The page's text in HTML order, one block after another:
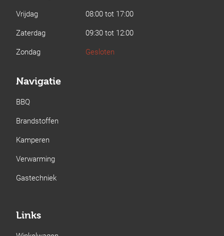
Vrijdag
08:00 tot 17:00
Zaterdag
09:30 tot 12:00
Zondag
Gesloten
Navigatie
BBQ
Brandstoffen
Kamperen
Verwarming
Gastechniek
Links